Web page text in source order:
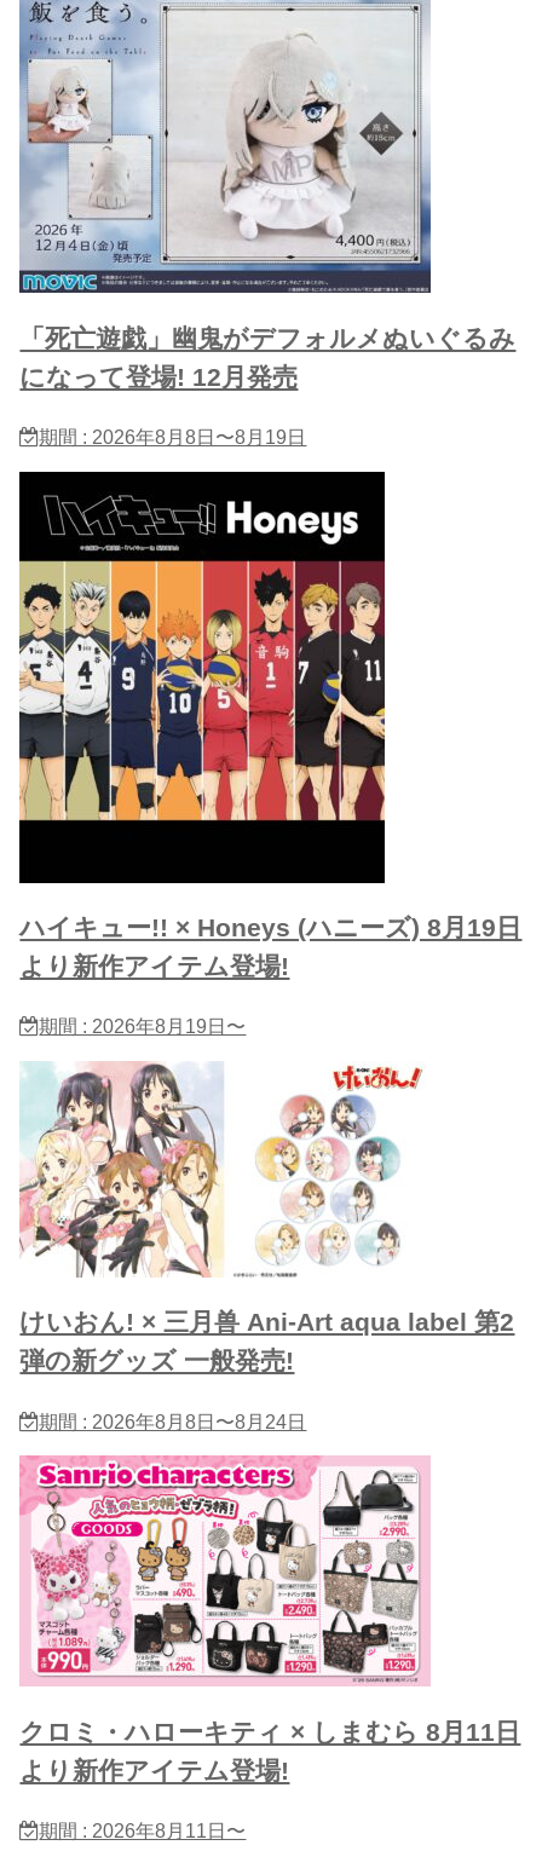
「死亡遊戯」幽鬼がデフォルメぬいぐるみ
になって登場! 12月発売
期間 : 2026年8月8日〜8月19日
ハイキュー!! × Honeys (ハニーズ) 8月19日
より新作アイテム登場!
期間 : 2026年8月19日〜
けいおん! × 三月兽 Ani-Art aqua label 第2
弾の新グッズ 一般発売!
期間 : 2026年8月8日〜8月24日
クロミ・ハローキティ × しまむら 8月11日
より新作アイテム登場!
期間 : 2026年8月11日〜